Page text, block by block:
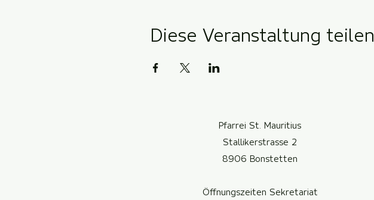
Diese Veranstaltung teilen
Pfarrei St. Mauritius
Stallikerstrasse 2
8906 Bonstetten
Öffnungszeiten Sekretariat